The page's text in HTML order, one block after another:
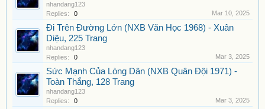
nhandang123
Replies:
0 Mar 10, 2025
Đi Trên Đường Lớn (NXB Văn Học 1968) - Xuân
Diệu, 225 Trang
nhandang123
Replies:
0 Mar 3, 2025
Sức Mạnh Của Lòng Dân (NXB Quân Đội 1971) -
Toàn Thắng, 128 Trang
nhandang123
Replies:
0 Mar 3, 2025